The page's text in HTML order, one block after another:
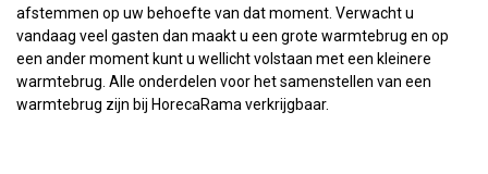
afstemmen op uw behoefte van dat moment. Verwacht u
vandaag veel gasten dan maakt u een grote warmtebrug en op
een ander moment kunt u wellicht volstaan met een kleinere
warmtebrug. Alle onderdelen voor het samenstellen van een
warmtebrug zijn bij HorecaRama verkrijgbaar.